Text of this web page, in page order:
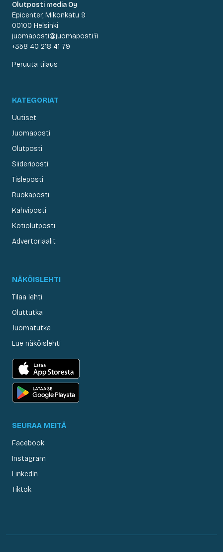
Olutposti media Oy
Epicenter, Mikonkatu 9
00100 Helsinki
juomaposti@juomaposti.fi
+358 40 218 41 79
Peruuta tilaus
KATEGORIAT
Uutiset
Juomaposti
Olutposti
Siideriposti
Tisleposti
Ruokaposti
Kahviposti
Kotiolutposti
Advertoriaalit
NÄKÖISLEHTI
Tilaa lehti
Oluttutka
Juomatutka
Lue näköislehti
SEURAA MEITÄ
Facebook
Instagram
LinkedIn
Tiktok